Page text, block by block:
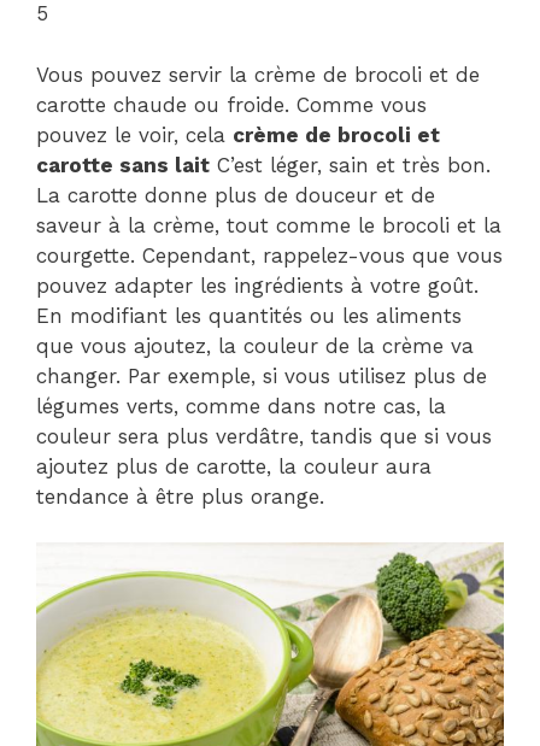
5
Vous pouvez servir la crème de brocoli et de
carotte chaude ou froide. Comme vous
pouvez le voir, cela crème de brocoli et
carotte sans lait C’est léger, sain et très bon.
La carotte donne plus de douceur et de
saveur à la crème, tout comme le brocoli et la
courgette. Cependant, rappelez-vous que vous
pouvez adapter les ingrédients à votre goût.
En modifiant les quantités ou les aliments
que vous ajoutez, la couleur de la crème va
changer. Par exemple, si vous utilisez plus de
légumes verts, comme dans notre cas, la
couleur sera plus verdâtre, tandis que si vous
ajoutez plus de carotte, la couleur aura
tendance à être plus orange.